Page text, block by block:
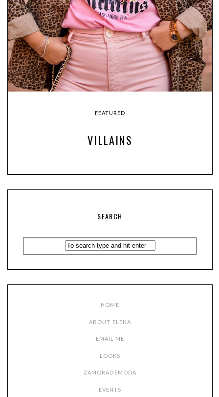
FEATURED
VILLAINS
SEARCH
HOME
ABOUT ELENA
EMAIL ME
LOOKS
ZAMORADEMODA
EVENTS